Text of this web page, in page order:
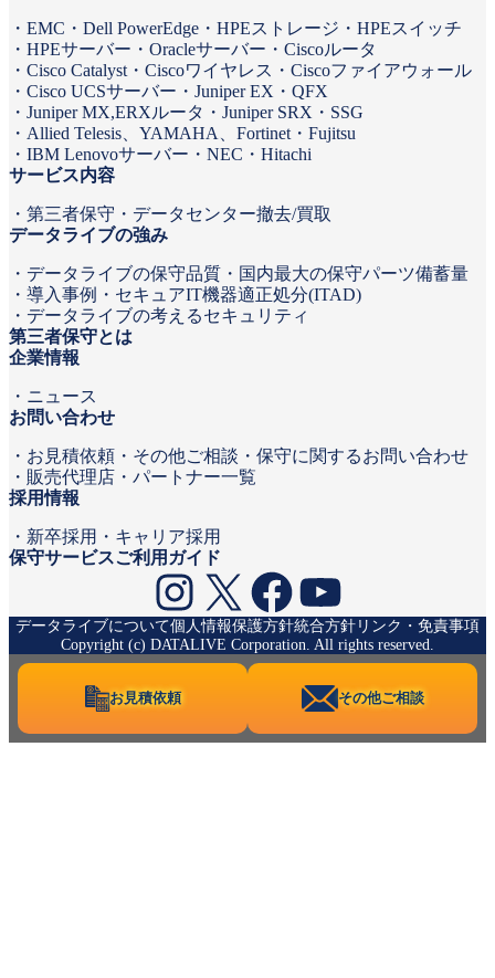
Instagram
X Facebook
YouTube
EMC Dell PowerEdge HPEストレージ
HPEスイッチ
HPEサーバー
Oracleサーバー
Ciscoルータ
Cisco Catalyst
Ciscoワイヤレス
Ciscoファイアウォール
Cisco UCSサーバー
Juniper EX・QFX
Juniper MX,ERXルータ
Juniper SRX・SSG
Allied Telesis、YAMAHA、Fortinet
Fujitsu
IBM Lenovoサーバー
NEC
Hitachi
サービス内容
第三者保守
データセンター撤去/買取
データライブの強み
データライブの保守品質
国内最大の保守パーツ備蓄量
導入事例
セキュアIT機器適正処分(ITAD)
データライブの考えるセキュリティ
第三者保守とは
企業情報
ニュース
お問い合わせ
お見積依頼
その他ご相談・保守に関するお問い合わせ
販売代理店・パートナー一覧
採用情報
新卒採用
キャリア採用
保守サービスご利用ガイド
データライブについて個人情報保護方針統合方針 リンク・免責事項
Copyright (c) DATALIVE Corporation. All rights reserved.
お見積依頼 その他ご相談